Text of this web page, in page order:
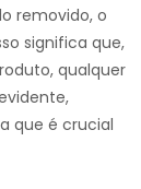
removido, o
significa que,
qualquer
que é crucial